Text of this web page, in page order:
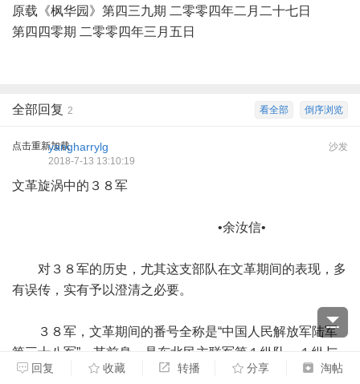
原载《枫华园》第四三九期 二零零四年二月二十七日
第四四零期 二零零四年三月五日
倒序浏览
看全部
全部回复 2
点击重新加载 沙发
yangharrylg
2018-7-13 13:10:19
文革旋涡中的３８军
•余汝信•
对３８军的历史，尤其这支部队在文革期间的表现，多
有误传，实有予以澄清之必要。
３８军，文革期间的番号全称是“中国人民解放军陆军
第三十八军”。其前身，是东北民主联军第１纵队。１纵与
２纵、６纵，合称林彪“三虎”，同为公认的东野主力。追溯
回复 收藏 转播 分享 淘帖